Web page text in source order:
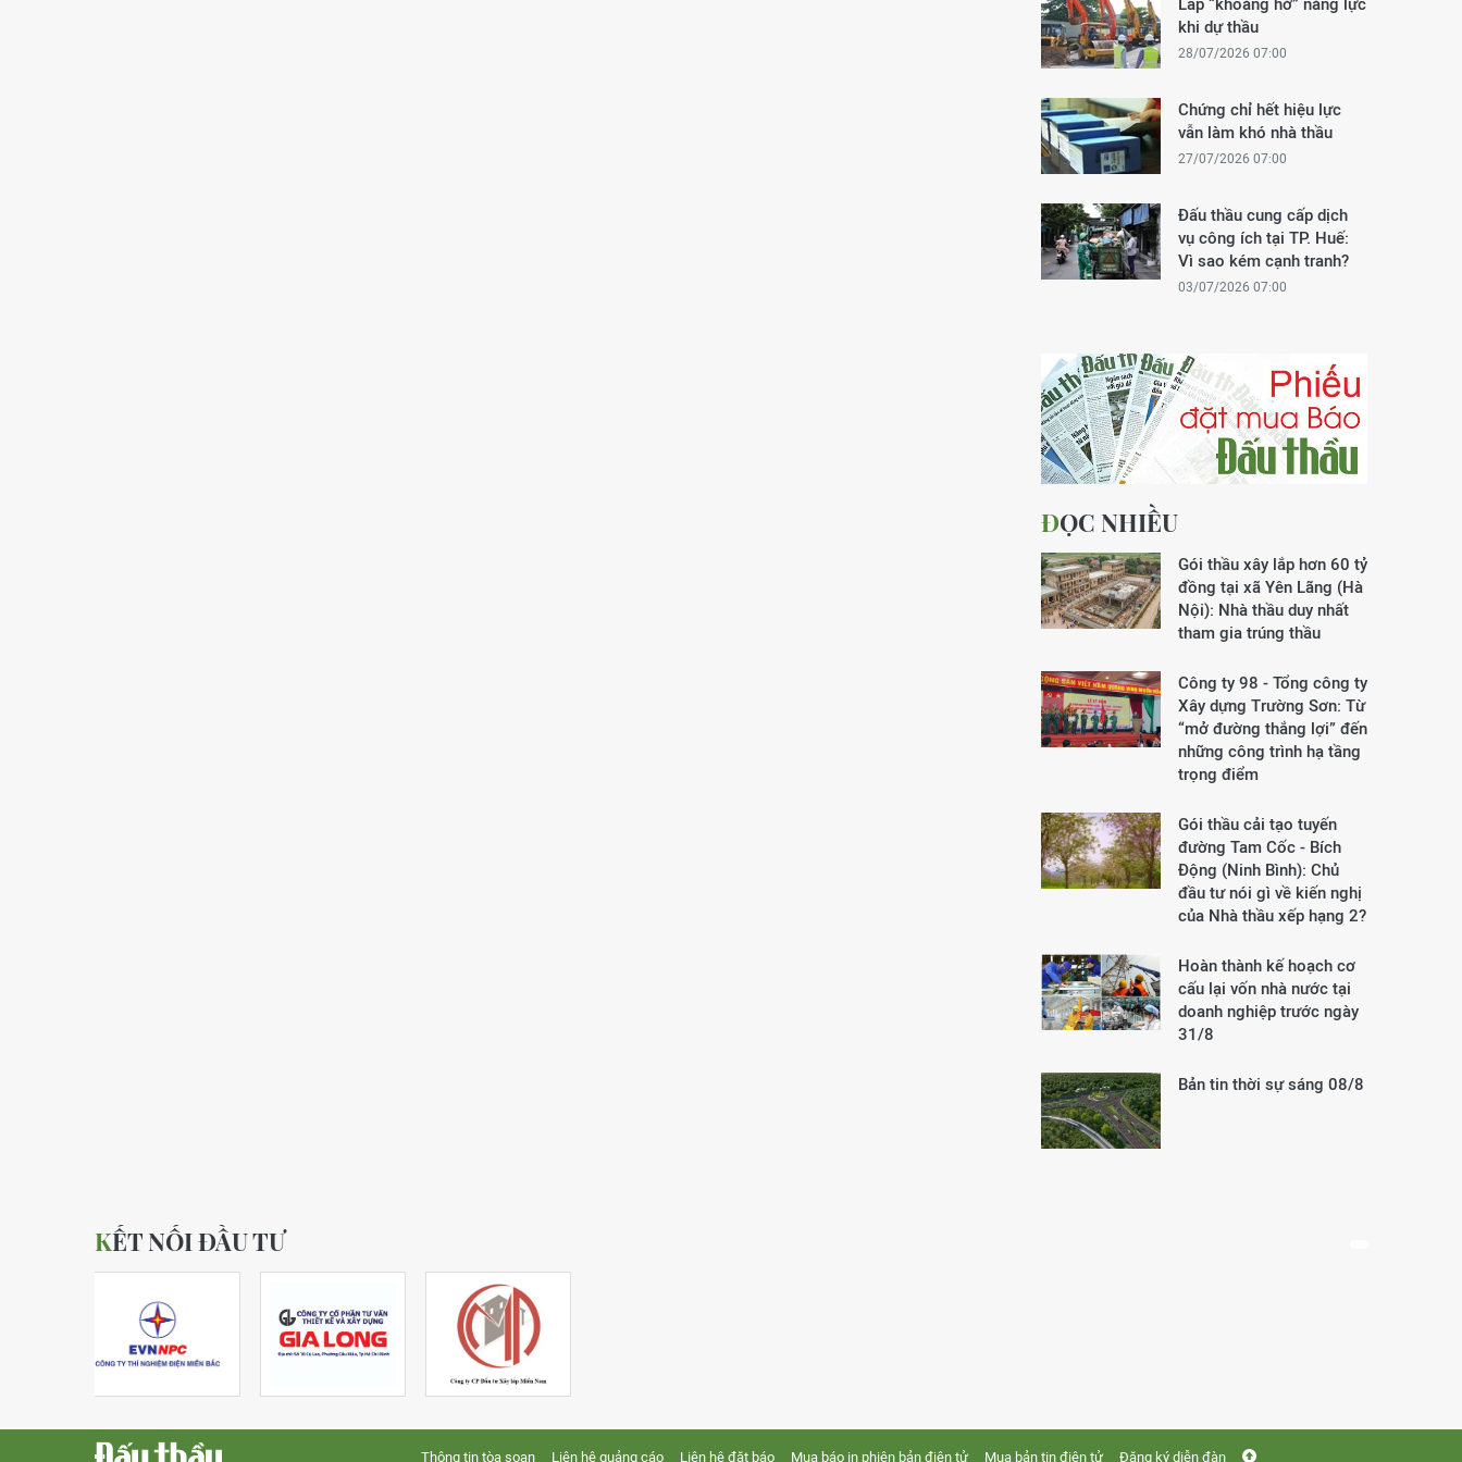
Lấp “khoảng hở” năng lực
khi dự thầu
28/07/2026 07:00
Chứng chỉ hết hiệu lực
vẫn làm khó nhà thầu
27/07/2026 07:00
Đấu thầu cung cấp dịch
vụ công ích tại TP. Huế:
Vì sao kém cạnh tranh?
03/07/2026 07:00
ĐỌC NHIỀU
Gói thầu xây lắp hơn 60 tỷ
đồng tại xã Yên Lãng (Hà
Nội): Nhà thầu duy nhất
tham gia trúng thầu
Công ty 98 - Tổng công ty
Xây dựng Trường Sơn: Từ
“mở đường thắng lợi” đến
những công trình hạ tầng
trọng điểm
Gói thầu cải tạo tuyến
đường Tam Cốc - Bích
Động (Ninh Bình): Chủ
đầu tư nói gì về kiến nghị
của Nhà thầu xếp hạng 2?
Hoàn thành kế hoạch cơ
cấu lại vốn nhà nước tại
doanh nghiệp trước ngày
31/8
Bản tin thời sự sáng 08/8
KẾT NỐI ĐẦU TƯ
Thông tin tòa soạn Liên hệ quảng cáo Liên hệ đặt báo Mua báo in phiên bản điện tử Mua bản tin điện tử Đăng ký diễn đàn